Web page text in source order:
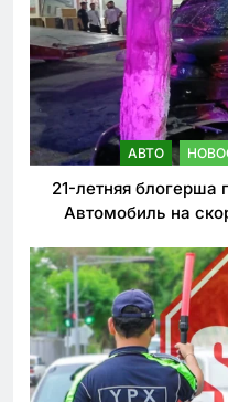
АВТО
21-летняя
Автомобиль на